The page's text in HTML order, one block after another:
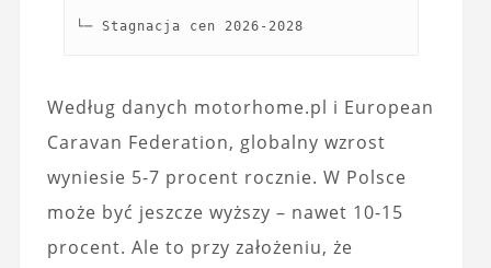
Według danych motorhome.pl i European
Caravan Federation, globalny wzrost
wyniesie 5-7 procent rocznie. W Polsce
może być jeszcze wyższy – nawet 10-15
procent. Ale to przy założeniu, że